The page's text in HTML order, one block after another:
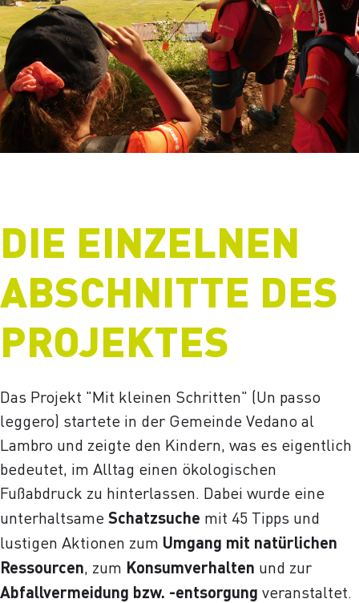
DIE EINZELNEN
ABSCHNITTE DES
PROJEKTES
Das Projekt "Mit kleinen Schritten" (Un passo
leggero) startete in der Gemeinde Vedano al
Lambro und zeigte den Kindern, was es eigentlich
bedeutet, im Alltag einen ökologischen
Fußabdruck zu hinterlassen. Dabei wurde eine
unterhaltsame Schatzsuche mit 45 Tipps und
lustigen Aktionen zum Umgang mit natürlichen
Ressourcen, zum Konsumverhalten und zur
Abfallvermeidung bzw. -entsorgung veranstaltet.